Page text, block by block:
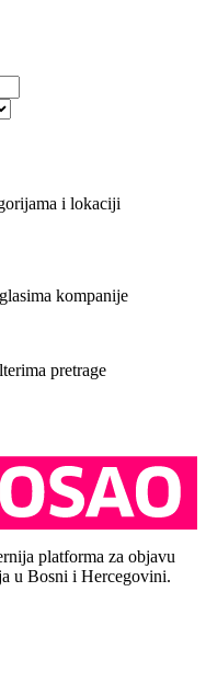
i lokaciji
kompanije
pretrage
platforma za objavu
u Bosni i Hercegovini.